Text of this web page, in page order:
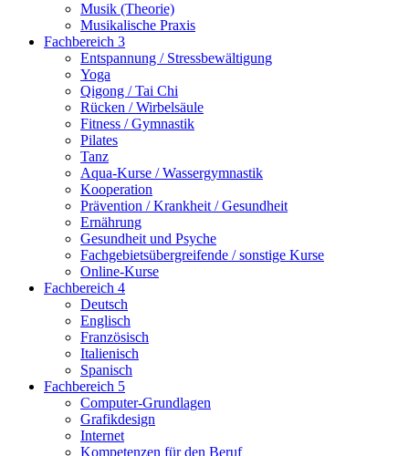
Musik (Theorie)
Musikalische Praxis
Fachbereich 3
Entspannung / Stressbewältigung
Yoga
Qigong / Tai Chi
Rücken / Wirbelsäule
Fitness / Gymnastik
Pilates
Tanz
Aqua-Kurse / Wassergymnastik
Kooperation
Prävention / Krankheit / Gesundheit
Ernährung
Gesundheit und Psyche
Fachgebietsübergreifende / sonstige Kurse
Online-Kurse
Fachbereich 4
Deutsch
Englisch
Französisch
Italienisch
Spanisch
Fachbereich 5
Computer-Grundlagen
Grafikdesign
Internet
Kompetenzen für den Beruf